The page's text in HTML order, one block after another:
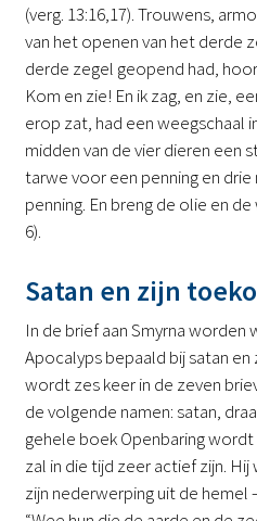
(verg. 13:16,17). Trouwens,
van het openen van het derde
derde zegel geopend had,
Kom en zie! En ik zag, en zie,
erop zat, had een weegschaal
midden van de vier dieren een
tarwe voor een penning en
penning. En breng de olie en
6).
Satan en zijn
In de brief aan Smyrna worden
Apocalyps bepaald bij satan en
wordt zes keer in de zeven
de volgende namen: satan,
gehele boek Openbaring wordt
zal in die tijd zeer actief zijn.
zijn nederwerping uit de hemel